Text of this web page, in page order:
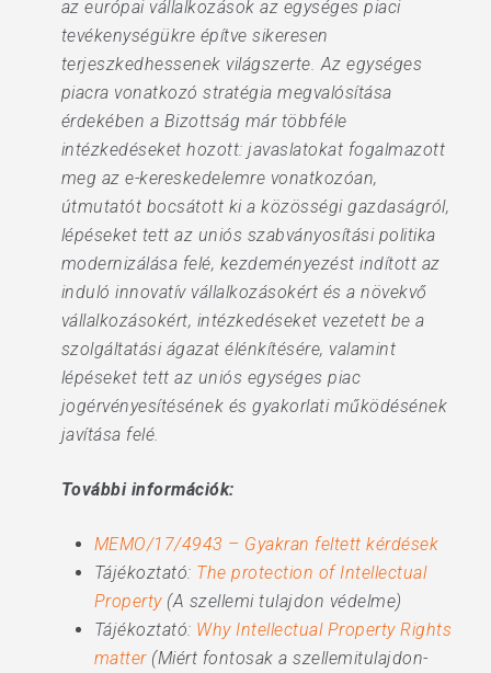
az európai vállalkozások az egységes piaci
tevékenységükre építve sikeresen
terjeszkedhessenek világszerte. Az egységes
piacra vonatkozó stratégia megvalósítása
érdekében a Bizottság már többféle
intézkedéseket hozott: javaslatokat fogalmazott
meg az e-kereskedelemre vonatkozóan,
útmutatót bocsátott ki a közösségi gazdaságról,
lépéseket tett az uniós szabványosítási politika
modernizálása felé, kezdeményezést indított az
induló innovatív vállalkozásokért és a növekvő
vállalkozásokért, intézkedéseket vezetett be a
szolgáltatási ágazat élénkítésére, valamint
lépéseket tett az uniós egységes piac
jogérvényesítésének és gyakorlati működésének
javítása felé.
További információk:
MEMO/17/4943 – Gyakran feltett kérdések
Tájékoztató: The protection of Intellectual
Property(A szellemi tulajdon védelme)
Tájékoztató: Why Intellectual Property Rights
matter(Miért fontosak a szellemitulajdon-